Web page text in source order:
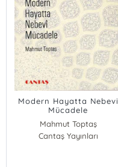
Modern Hayatta Nebevi
Mücadele
Mahmut Toptaş
Cantaş Yayınları